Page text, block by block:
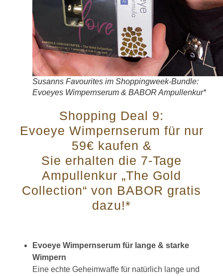
Susanns Favourites im Shoppingweek-Bundle:
Evoeyes Wimpernserum & BABOR Ampullenkur*
Shopping Deal 9:
Evoeye Wimpernserum für nur
59€ kaufen &
Sie erhalten die 7-Tage
Ampullenkur „The Gold
Collection“ von BABOR gratis
dazu!*
Evoeye Wimpernserum für lange & starke
Wimpern
Eine echte Geheimwaffe für natürlich lange und